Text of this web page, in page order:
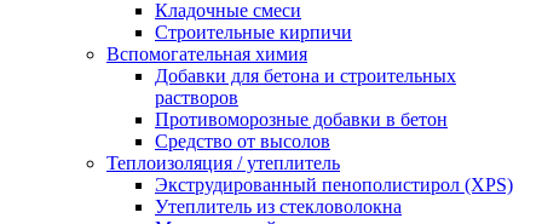
Кладочные смеси
Строительные кирпичи
Вспомогательная химия
Добавки для бетона и строительных
растворов
Противоморозные добавки в бетон
Средство от высолов
Теплоизоляция / утеплитель
Экструдированный пенополистирол (XPS)
Утеплитель из стекловолокна